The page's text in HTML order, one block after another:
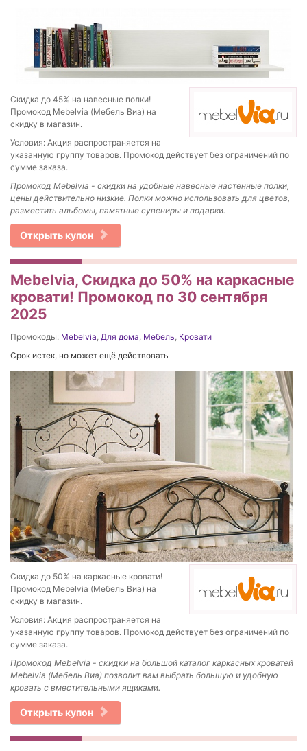
Скидка до 45% на навесные полки!
Промокод Mebelvia (Мебель Виа) на
скидку в магазин.
Условия: Акция распространяется на
указанную группу товаров. Промокод действует без ограничений по
сумме заказа.
Промокод Mebelvia - скидки на удобные навесные настенные полки,
цены действительно низкие. Полки можно использовать для цветов,
разместить альбомы, памятные сувениры и подарки.
Открыть купон
Mebelvia, Скидка до 50% на каркасные
кровати! Промокод по 30 сентября
2025
Промокоды: Mebelvia Для дома Мебель Кровати
Срок истек, но может ещё действовать
Скидка до 50% на каркасные кровати!
Промокод Mebelvia (Мебель Виа) на
скидку в магазин.
Условия: Акция распространяется на
указанную группу товаров. Промокод действует без ограничений по
сумме заказа.
Промокод Mebelvia - скидки на большой каталог каркасных кроватей
Mebelvia (Мебель Виа) позволит вам выбрать большую и удобную
кровать с вместительными ящиками.
Открыть купон